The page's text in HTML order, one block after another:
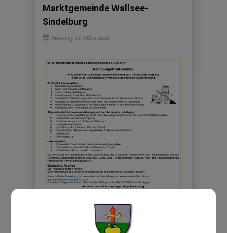
Marktgemeinde Wallsee-
Sindelburg
Dienstag, 10. März 2026